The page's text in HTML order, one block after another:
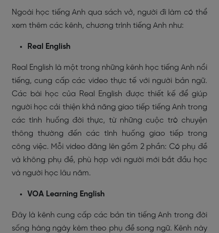
Ngoài học tiếng Anh qua sách vở, người đi làm có thể
xem thêm các kênh, chương trình tiếng Anh như:
Real English
Real English là một trong những kênh học tiếng Anh nổi
tiếng, cung cấp các video thực tế với người bản ngữ.
Các bài học của Real English được thiết kế để giúp
người học cải thiện khả năng giao tiếp tiếng Anh trong
các tình huống đời thực, từ những cuộc trò chuyện
thông thường đến các tình huống giao tiếp trong
công việc. Mỗi video đăng lên gồm 2 phần: Có phụ đề
và không phụ đề, phù hợp với người mới bắt đầu học
và người học lâu năm.
VOA Learning English
Đây là kênh cung cấp các bản tin tiếng Anh trong đời
sống hàng ngày kèm theo phụ đề song ngữ. Kênh này